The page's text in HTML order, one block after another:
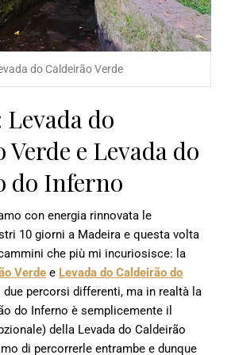
do Caldeirão Verde
do
e Levada do
do Inferno
con energia rinnovata le
10 giorni a Madeira e questa volta
che più mi incuriosisce: la
Verde e Levada do Caldeirão do
due percorsi differenti, ma in realtà la
do Inferno è semplicemente il
della Levada do Caldeirão
di percorrerle entrambe e dunque